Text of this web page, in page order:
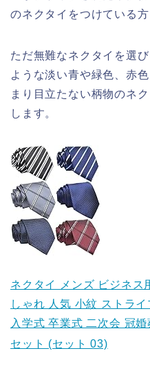
のネクタイをつけている方
ただ無難なネクタイを選
ような淡い青や緑色、赤
まり目立たない柄物のネ
します。
ネクタイ メンズ ビジネス
しゃれ 人気 小紋 ストラ
入学式 卒業式 二次会 冠
セット (セット 03)